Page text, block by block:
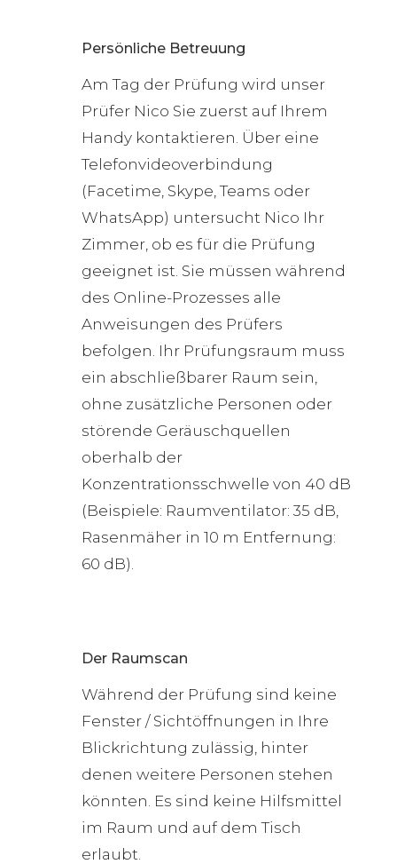
Persönliche Betreuung
Am Tag der Prüfung wird unser
Prüfer Nico Sie zuerst auf Ihrem
Handy kontaktieren. Über eine
Telefonvideoverbindung
(Facetime, Skype, Teams oder
WhatsApp) untersucht Nico Ihr
Zimmer, ob es für die Prüfung
geeignet ist. Sie müssen während
des Online-Prozesses alle
Anweisungen des Prüfers
befolgen. Ihr Prüfungsraum muss
ein abschließbarer Raum sein,
ohne zusätzliche Personen oder
störende Geräuschquellen
oberhalb der
Konzentrationsschwelle von 40 dB
(Beispiele: Raumventilator: 35 dB,
Rasenmäher in 10 m Entfernung:
60 dB).
Der Raumscan
Während der Prüfung sind keine
Fenster / Sichtöffnungen in Ihre
Blickrichtung zulässig, hinter
denen weitere Personen stehen
könnten. Es sind keine Hilfsmittel
im Raum und auf dem Tisch
erlaubt.